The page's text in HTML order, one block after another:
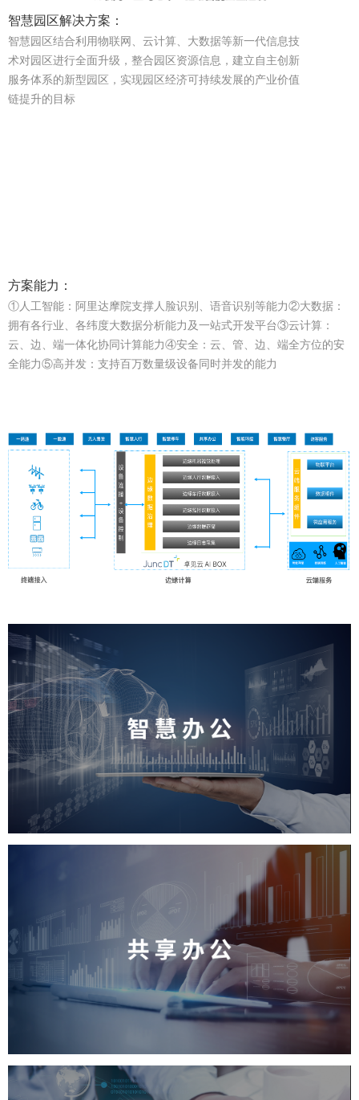
智慧园区解决方案：
智慧园区结合利用物联网、云计算、大数据等新一代信息技
术对园区进行全面升级，整合园区资源信息，建立自主创新
服务体系的新型园区，实现园区经济可持续发展的产业价值
链提升的目标
方案能力：
①人工智能：阿里达摩院支撑人脸识别、语音识别等能力②大数据：
拥有各行业、各纬度大数据分析能力及一站式开发平台③云计算：
云、边、端一体化协同计算能力④安全：云、管、边、端全方位的安
全能力⑤高并发：支持百万数量级设备同时并发的能力